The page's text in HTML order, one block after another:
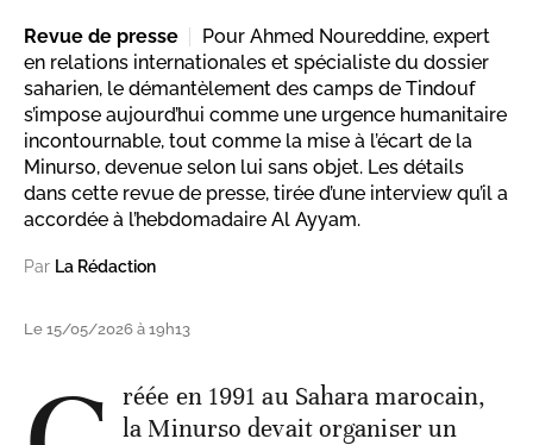
Revue de presse
Pour Ahmed Noureddine, expert
en relations internationales et spécialiste du dossier
saharien, le démantèlement des camps de Tindouf
s’impose aujourd’hui comme une urgence humanitaire
incontournable, tout comme la mise à l’écart de la
Minurso, devenue selon lui sans objet. Les détails
dans cette revue de presse, tirée d’une interview qu’il a
accordée à l’hebdomadaire Al Ayyam.
Par La Rédaction
Le 15/05/2026 à 19h13
réée en 1991 au Sahara marocain,
la Minurso devait organiser un